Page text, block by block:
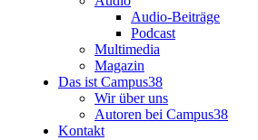
Audio-Beiträge
Podcast
Multimedia
Magazin
Das ist Campus38
Wir über uns
Autoren bei Campus38
Kontakt